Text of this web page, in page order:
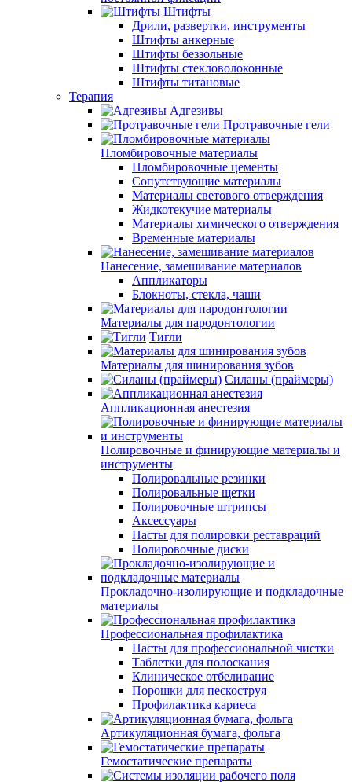
Штифты
Дрили, развертки, инструменты
Штифты анкерные
Штифты беззольные
Штифты стекловолоконные
Штифты титановые
Терапия
Адгезивы
Протравочные гели
Пломбировочные материалы
Пломбировочные цементы
Сопутствующие материалы
Материалы светового отверждения
Жидкотекучие материалы
Материалы химического отверждения
Временные материалы
Нанесение, замешивание материалов
Аппликаторы
Блокноты, стекла, чаши
Материалы для пародонтологии
Тигли
Материалы для шинирования зубов
Силаны (праймеры)
Аппликационная анестезия
Полировочные и финирующие материалы и
инструменты
Полировальные резинки
Полировальные щетки
Полировочные штрипсы
Аксессуары
Пасты для полировки реставраций
Полировочные диски
Прокладочно-изолирующие и подкладочные
материалы
Профессиональная профилактика
Пасты для профессиональной чистки
Таблетки для полоскания
Клиническое отбеливание
Порошки для пескоструя
Профилактика кариеса
Артикуляционная бумага, фольга
Гемостатические препараты